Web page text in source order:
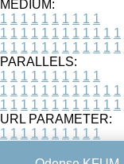
MEDIUM:
1 1 1 1 1 1 1 1 1 1
1 1 1 1 1 1 1 1 1 1 1 1
1 1 1 1 1 1 1 1 1 1 1 1
PARALLELS:
1 1 1 1 1 1 1 1 1 1
1 1 1 1 1 1 1 1 1 1 1 1
1 1 1 1 1 1 1 1 1 1 1 1
URL PARAMETER:
1 1 1 1 1 1 1 1 1 1